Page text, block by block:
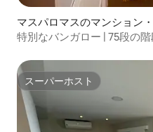
マスパロマスのマンション
特別なバンガロー | 75段の
スーパーホスト
スーパーホスト